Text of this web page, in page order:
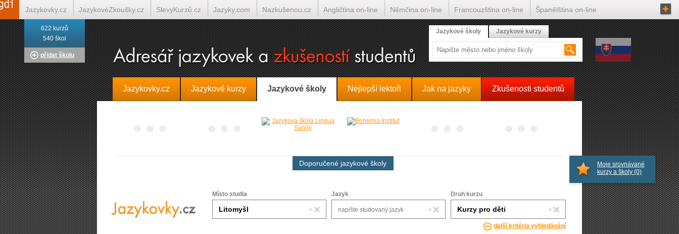
Jazykovky.cz Jazykové kurzy Jazykové školy Nejlepší lektoři Jak na jazyky Zkušenosti studentů
Doporučené jazykové školy
Místo studia Jazyk Druh kurzu
další kritéria vyhledávání
Moje srovnávané
kurzy a školy (0)
622 kurzů
540 škol
přidat školu
Jazykové školy Jazykové kurzy
Jazykovky.cz JazykovéZkoušky.cz SlevyKurzů.cz Jazyky.com Nazkušenou.cz Angličtina on-line Němčina on-line Francouzština on-line Španělština on-line
Italština on-line Tlumočení-Překlady.cz Překládá.cz Tlumočí.cz